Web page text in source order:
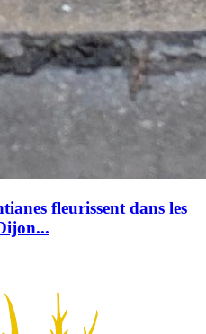
fleurissent dans les